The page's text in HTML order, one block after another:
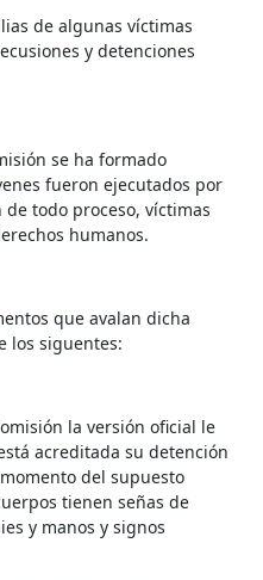
víctimas
y detenciones
ha formado
fueron ejecutados por
todo proceso, víctimas
humanos.
avalan dicha
los siguentes:
versión oficial le
acreditada su detención
del supuesto
tienen señas de
y manos y signos